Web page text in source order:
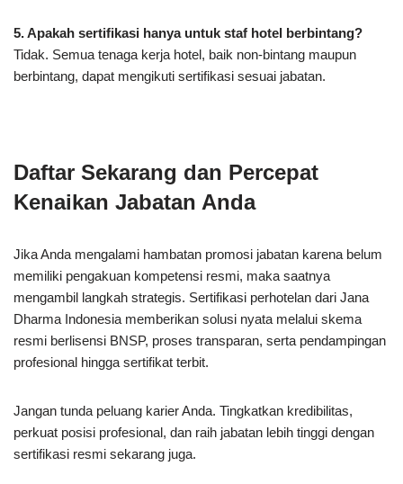
5. Apakah sertifikasi hanya untuk staf hotel berbintang?
Tidak. Semua tenaga kerja hotel, baik non-bintang maupun
berbintang, dapat mengikuti sertifikasi sesuai jabatan.
Daftar Sekarang dan Percepat
Kenaikan Jabatan Anda
Jika Anda mengalami hambatan promosi jabatan karena belum
memiliki pengakuan kompetensi resmi, maka saatnya
mengambil langkah strategis. Sertifikasi perhotelan dari Jana
Dharma Indonesia memberikan solusi nyata melalui skema
resmi berlisensi BNSP, proses transparan, serta pendampingan
profesional hingga sertifikat terbit.
Jangan tunda peluang karier Anda. Tingkatkan kredibilitas,
perkuat posisi profesional, dan raih jabatan lebih tinggi dengan
sertifikasi resmi sekarang juga.